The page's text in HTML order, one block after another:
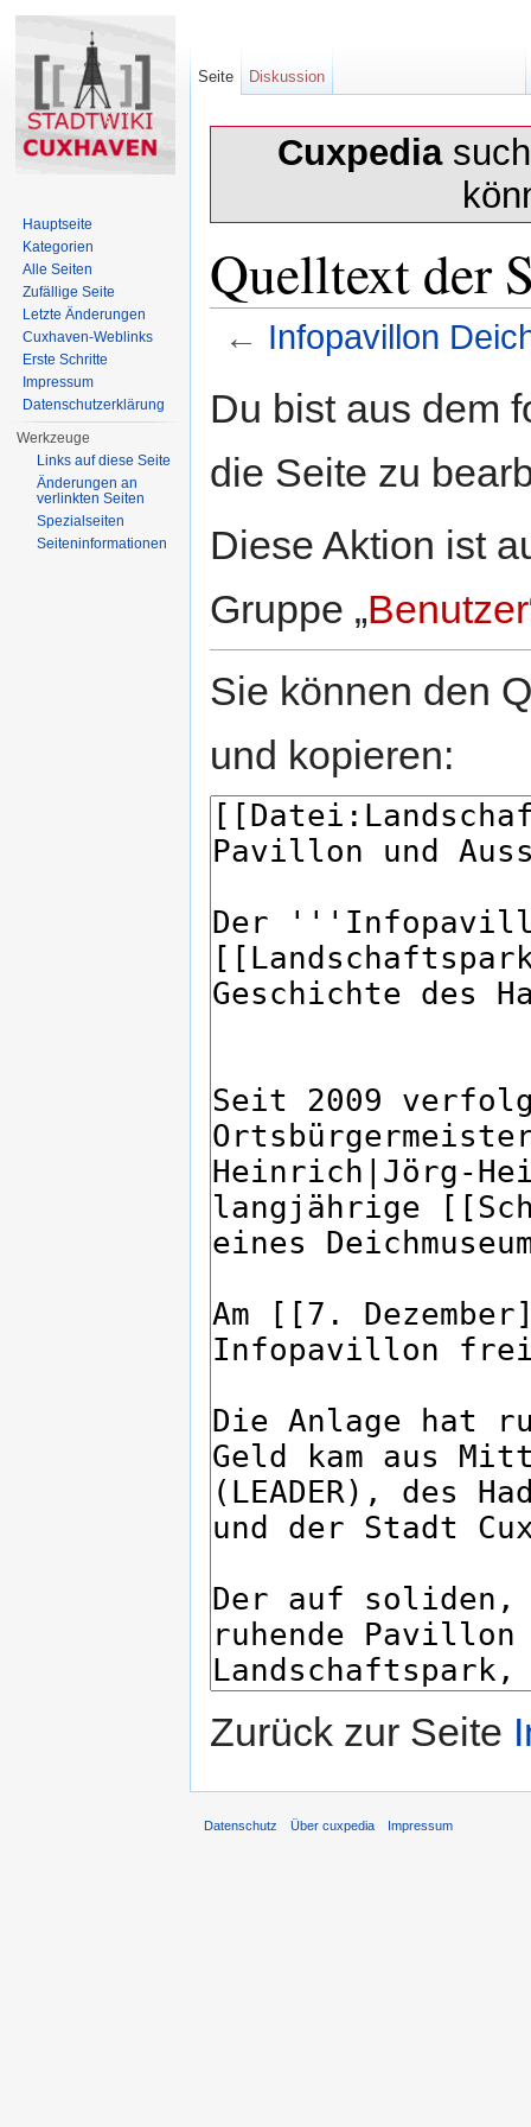
Cuxpedia
Quelltext der
← Infopavillon
Du bist aus dem
die Seite zu
Diese Aktion ist
Gruppe „Benutzer
Sie können den
und kopieren:
Zurück zur Seite
Seite Diskussion
Hauptseite
Kategorien
Alle Seiten
Zufällige Seite
Letzte Änderungen
Cuxhaven-Weblinks
Erste Schritte
Impressum
Datenschutzerklärung
Werkzeuge
Links auf diese Seite
Änderungen an
verlinkten Seiten
Spezialseiten
Seiten­informationen
Datenschutz Über cuxpedia Impressum